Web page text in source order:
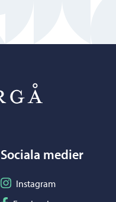
Sociala medier
Följ på Instagram
Instagram